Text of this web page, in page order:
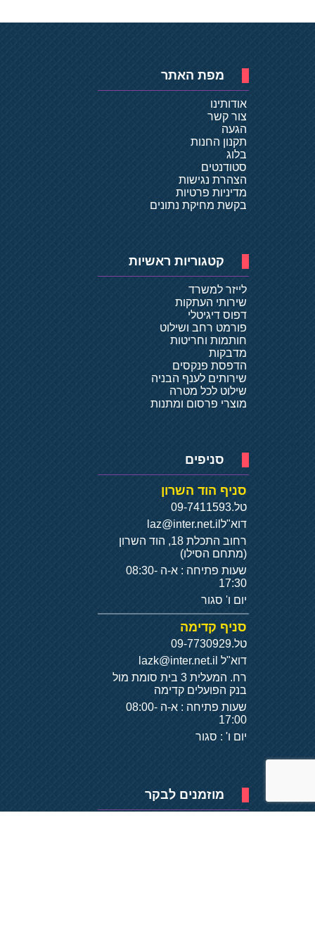
מפת האתר
אודותינו
צור קשר
הגעה
תקנון החנות
בלוג
סטודנטים
הצהרת נגישות
מדיניות פרטיות
בקשת מחיקת נתונים
קטגוריות ראשיות
לייזר למשרד
שירותי העתקות
דפוס דיגיטלי
פורמט רחב ושילוט
חותמות וחריטות
מדבקות
הדפסת פנקסים
שירותים לענף הבניה
שילוט לכל מטרה
מוצרי פרסום ומתנות
סניפים
סניף הוד השרון
טל.09-7411593
דוא"ל laz@inter.net.il
רחוב התכלת 18, הוד השרון
(מתחם הסילו)
שעות פתיחה : א-ה 08:30-
17:30
יום ו' סגור
סניף קדימה
טל.09-7730929
דוא"ל
רח. המעלית 3 בית סומת מול
בנק הפועלים קדימה
שעות פתיחה : א-ה 08:00-
17:00
יום ו' : סגור
מוזמנים לבקר